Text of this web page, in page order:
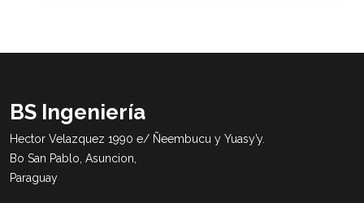
BS Ingeniería
Hector Velazquez 1990 e/ Ñeembucu y Yuasy’y.
Bo San Pablo, Asuncion,
Paraguay